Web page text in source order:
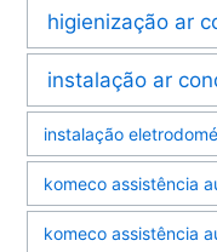
higienização ar
instalação ar
instalação
komeco assistência
komeco assistência